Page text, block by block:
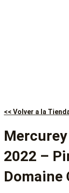
<< Volver a la
2022 –
Domaine